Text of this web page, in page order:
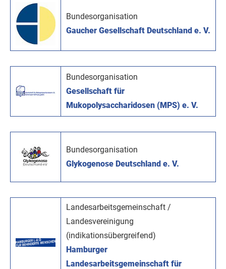
Bundesorganisation
Gaucher Gesellschaft Deutschland e. V.
Bundesorganisation
Gesellschaft für
Mukopolysaccharidosen (MPS) e. V.
Bundesorganisation
Glykogenose Deutschland e. V.
Landesarbeitsgemeinschaft /
Landesvereinigung
(indikationsübergreifend)
Hamburger
Landesarbeitsgemeinschaft für